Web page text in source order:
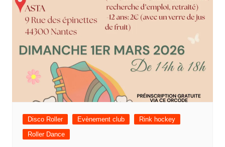
Disco Roller Evènement club
Rink hockey
Roller Dance